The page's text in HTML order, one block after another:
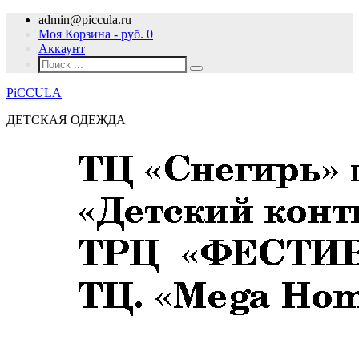
admin@piccula.ru
Моя Корзина - руб. 0
Аккаунт
PiCCULA
ДЕТСКАЯ ОДЕЖДА